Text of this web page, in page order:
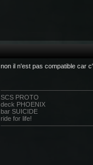
non il n'est pas compatible car
SCS PROTO
deck PHOENIX
bar SUICIDE
ride for life!